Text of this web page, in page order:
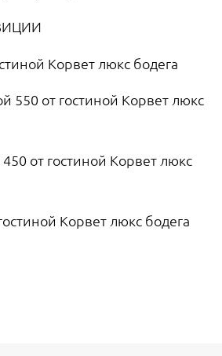
Корвет люкс бодега
от гостиной Корвет люкс
от гостиной Корвет люкс
Корвет люкс бодега